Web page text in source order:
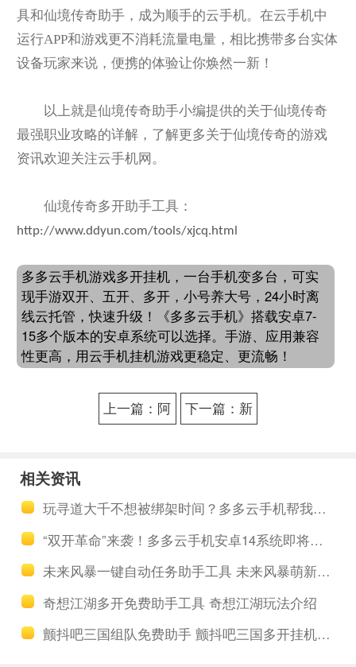
具和仙境传奇助手，成为顺手的云手机。在云手机中
运行APP和游戏更不消耗流量电量，相比携带多台实体
设备玩家来说，便携的体验让你焕然一新！
以上就是仙境传奇助手小编提供的关于仙境传奇
最强职业攻略的详解，了解更多关于仙境传奇的游戏
资讯欢迎关注云手机网。
仙境传奇多开助手工具：
http://www.ddyun.com/tools/xjcq.html
多多云手机游戏多开挂机，一台手机变多台，可实
现手游双开、五开、多开，小号养大号，24小时离
线云托管，快速升级！《多多云手机》搭载安卓7-
15多个版本的安卓系统可以选择。手游、应用兼容
性更高，用云手机挂机游戏更稳定、更流畅！
上一篇：阿
骆兹怎么打
下一篇：新
相关资讯
玩寻道大千不想被绑架时间？多多云手机帮我自动挂机平衡游戏和生活
“双开革命”来袭！多多云手机安卓14系统即将上线，解锁高效新体验
未来风暴一键自动任务助手工具 未来风暴萌新基础操作及操作设置
奇想江湖多开免费助手工具 奇想江湖玩法介绍
颤抖吧三国组队免费助手 颤抖吧三国多开挂机攻略